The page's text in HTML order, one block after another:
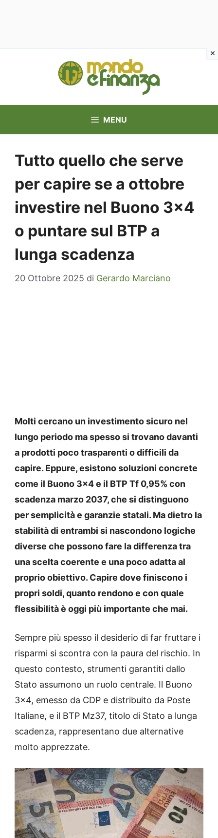
MENU
Tutto quello che serve
per capire se a ottobre
investire nel Buono 3×4
o puntare sul BTP a
lunga scadenza
20 Ottobre 2025 di Gerardo Marciano
Molti cercano un investimento sicuro nel
lungo periodo ma spesso si trovano davanti
a prodotti poco trasparenti o difficili da
capire. Eppure, esistono soluzioni concrete
come il Buono 3×4 e il BTP Tf 0,95% con
scadenza marzo 2037, che si distinguono
per semplicità e garanzie statali. Ma dietro la
stabilità di entrambi si nascondono logiche
diverse che possono fare la differenza tra
una scelta coerente e una poco adatta al
proprio obiettivo. Capire dove finiscono i
propri soldi, quanto rendono e con quale
flessibilità è oggi più importante che mai.
Sempre più spesso il desiderio di far fruttare i
risparmi si scontra con la paura del rischio. In
questo contesto, strumenti garantiti dallo
Stato assumono un ruolo centrale. Il Buono
3×4, emesso da CDP e distribuito da Poste
Italiane, e il BTP Mz37, titolo di Stato a lunga
scadenza, rappresentano due alternative
molto apprezzate.